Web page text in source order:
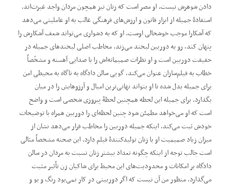
‌دادن شوهرش نیست. او مصر است که زنان نیز همچون مردان واجد غیرت‌اند.
استفادۀ جمیله از ابزار قانون و ارزش‌های فرهنگی غالب به او عاملیتی می‌دهد
که آشکارا موجب خوشحالی اوست. او که به ‌دشواری می‌تواند شعف آشکارش را
پنهان کند، رو به دوربین لبخند می‌زند. مخاطب اصلی لبخندهای جمیله در
حقیقت دوربین است و او نظرات صمیمانه‌اش را با صدایی آهسته و مشخّصاً
خطاب به فیلم‌سازان عنوان می‌کند، گویی سالن دادگاه به ناگاه به محیطی امن
برای جمیله بدل شده تا او بتواند نهانی‌ترین امیال و آرزوهایش را در میان
بگذارد. برای جمیله این لحظه همچنین لحظۀ پیروزی شخصی است و واضح
است که او می‌خواهد مطمئن شود چنین لحظه‌ای را دوربین همراه با توضیحات
خودش ثبت می‌کند. اینکه جمیله دوربین را مخاطب قرار می‌دهد نشان از
میزان زیاد صمیمیت او با زنان تولیدکنندۀ فیلم دارد. این صحنه مشخصاً مثالی
است جالب توجه از اینکه چگونه تعداد بیشتر زنان نسبت به مردان در سالن
دادگاه بر امکانات و محدودیت‌های این محیط برای شاکیان زن تأثیر مثبت
می‌گذارد. منظور من آن نیست که اگر دوربینی در کار نمی‌بود رنگ و بو و